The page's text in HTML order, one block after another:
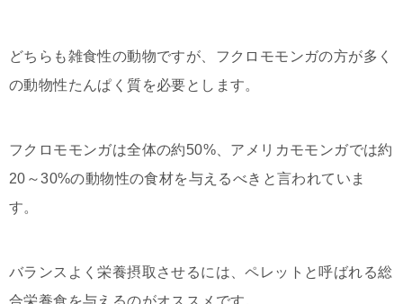
どちらも雑食性の動物ですが、フクロモモンガの方が多く
の動物性たんぱく質を必要とします。
フクロモモンガは全体の約50%、アメリカモモンガでは約
20～30%の動物性の食材を与えるべきと言われていま
す。
バランスよく栄養摂取させるには、ペレットと呼ばれる総
合栄養食を与えるのがオススメです。